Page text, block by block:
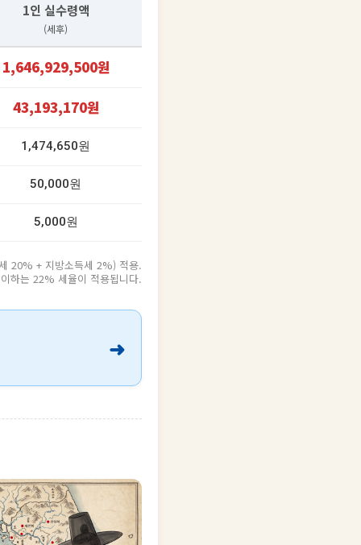
1인 실수령액
(세후)
1,646,929,500원
43,193,170원
1,474,650원
50,000원
5,000원
20% + 지방소득세 2%) 적용.
하는 22% 세율이 적용됩니다.
➜